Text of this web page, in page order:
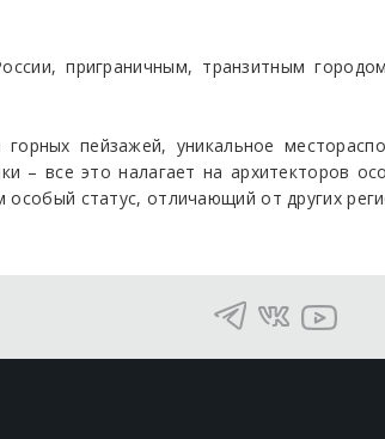
приграничным, транзитным
пейзажей, уникальное
– все это налагает на архитекторов
статус, отличающий от других